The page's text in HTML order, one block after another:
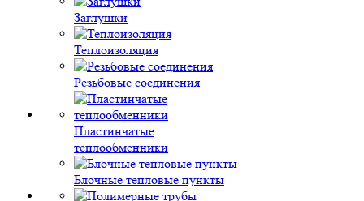
Заглушки
Теплоизоляция
Резьбовые соединения
Пластинчатые
теплообменники
Блочные тепловые пункты